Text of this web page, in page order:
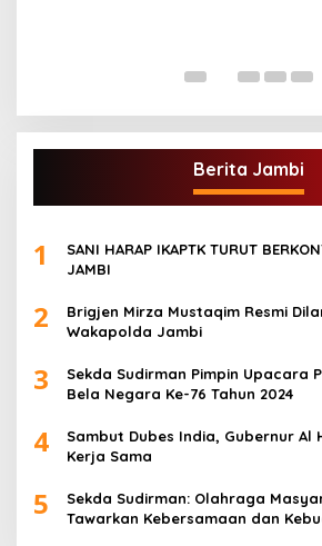
Berita Jambi
1
SANI HARAP IKAPTK TURUT
JAMBI
2
Brigjen Mirza Mustaqim Resmi
Wakapolda Jambi
3
Sekda Sudirman Pimpin Upacara
Bela Negara Ke-76 Tahun 2024
4
Sambut Dubes India, Gubernur Al
Kerja Sama
5
Sekda Sudirman: Olahraga
Tawarkan Kebersamaan dan